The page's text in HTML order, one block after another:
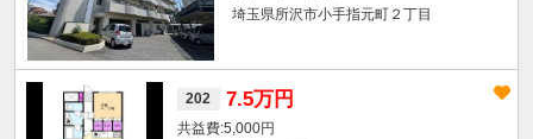
埼玉県所沢市小手指元町２丁目
202 7.5万円
5,000円